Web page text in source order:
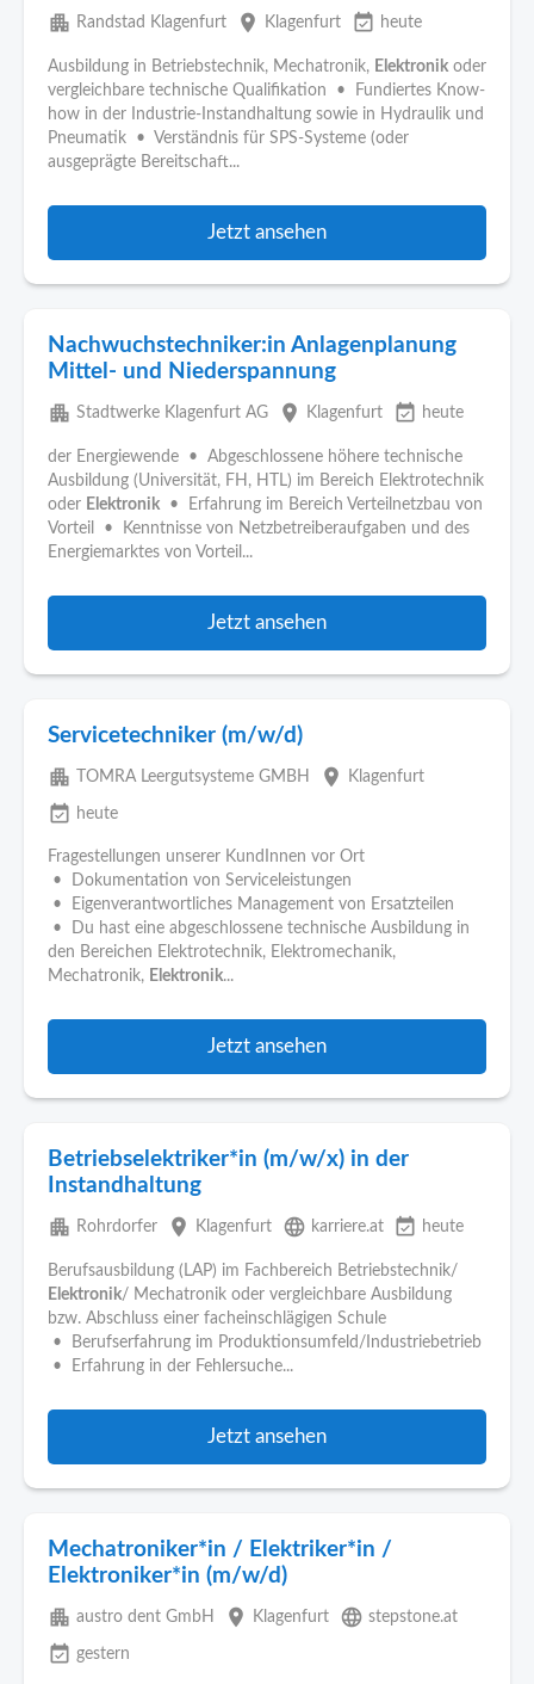
apartment Randstad Klagenfurt place Klagenfurt event_available heute
Ausbildung in Betriebstechnik, Mechatronik, Elektronik oder
vergleichbare technische Qualifikation • Fundiertes Know-
how in der Industrie-Instandhaltung sowie in Hydraulik und
Pneumatik • Verständnis für SPS-Systeme (oder
ausgeprägte Bereitschaft...
Jetzt ansehen
Nachwuchstechniker:in Anlagenplanung
Mittel- und Niederspannung
apartment Stadtwerke Klagenfurt AG place Klagenfurt event_available heute
der Energiewende • Abgeschlossene höhere technische
Ausbildung (Universität, FH, HTL) im Bereich Elektrotechnik
oder Elektronik • Erfahrung im Bereich Verteilnetzbau von
Vorteil • Kenntnisse von Netzbetreiberaufgaben und des
Energiemarktes von Vorteil...
Jetzt ansehen
Servicetechniker (m/w/d)
apartment TOMRA Leergutsysteme GMBH place Klagenfurt
event_available heute
Fragestellungen unserer KundInnen vor Ort
• Dokumentation von Serviceleistungen
• Eigenverantwortliches Management von Ersatzteilen
• Du hast eine abgeschlossene technische Ausbildung in
den Bereichen Elektrotechnik, Elektromechanik,
Mechatronik, Elektronik...
Jetzt ansehen
Betriebselektriker*in (m/w/x) in der
Instandhaltung
apartment Rohrdorfer place Klagenfurt language karriere.at event_available heute
Berufsausbildung (LAP) im Fachbereich Betriebstechnik/
Elektronik/ Mechatronik oder vergleichbare Ausbildung
bzw. Abschluss einer facheinschlägigen Schule
• Berufserfahrung im Produktionsumfeld/Industriebetrieb
• Erfahrung in der Fehlersuche...
Jetzt ansehen
Mechatroniker*in / Elektriker*in /
Elektroniker*in (m/w/d)
apartment austro dent GmbH place Klagenfurt language stepstone.at
event_available gestern